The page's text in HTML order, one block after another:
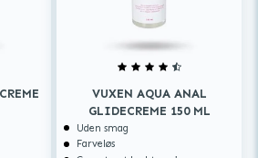
VUXEN AQUA ANAL
GLIDECREME 150 ML
Uden smag
Farveløs